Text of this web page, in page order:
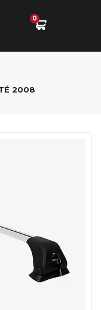
0
2008